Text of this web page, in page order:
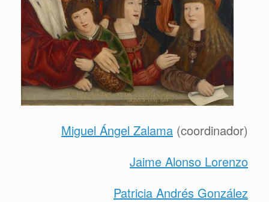
Miguel Ángel Zalama (coordinador)
Jaime Alonso Lorenzo
Patricia Andrés González